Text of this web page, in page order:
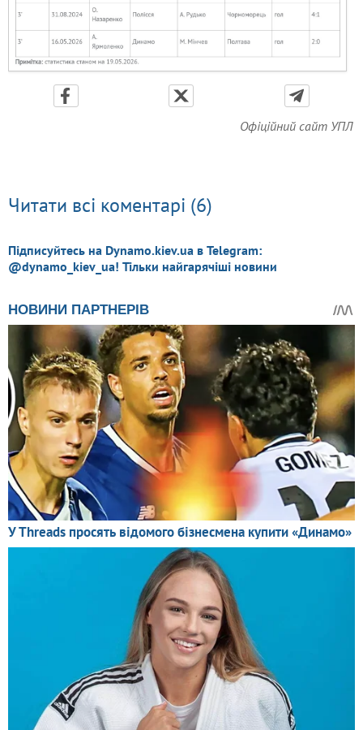
Офіційний сайт УПЛ
Читати всі коментарі (6)
Підписуйтесь на Dynamo.kiev.ua в Telegram:
@dynamo_kiev_ua! Тільки найгарячіші новини